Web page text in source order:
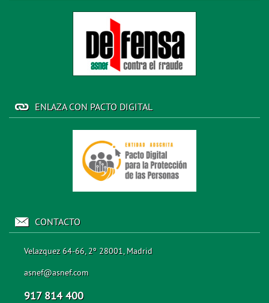
ENLAZA CON PACTO DIGITAL
CONTACTO
Velazquez 64-66, 2º 28001, Madrid
asnef@asnef.com
917 814 400